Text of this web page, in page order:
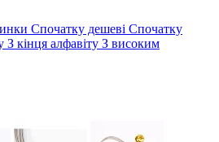
Спочатку дешеві Спочатку
З кінця алфавіту З високим